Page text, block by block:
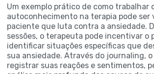
Um exemplo prático de como trabalhar
autoconhecimento na terapia pode ser
paciente que luta contra a ansiedade.
sessões, o terapeuta pode incentivar o
identificar situações específicas que
sua ansiedade. Através do journaling,
registrar suas reações e sentimentos,